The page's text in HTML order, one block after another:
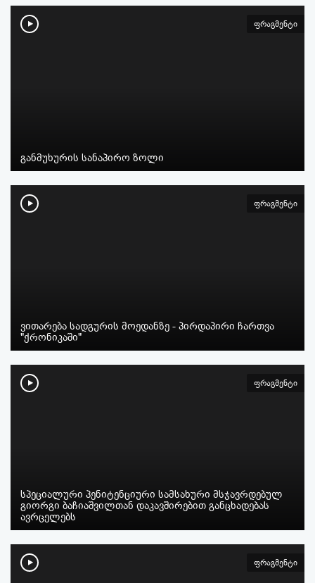
ფრაგმენტი
განმუხურის სანაპირო ზოლი
ფრაგმენტი
ვითარება სადგურის მოედანზე - პირდაპირი ჩართვა
"ქრონიკაში"
ფრაგმენტი
სპეციალური პენიტენციური სამსახური მსჯავრდებულ
გიორგი ბაჩიაშვილთან დაკავშირებით განცხადებას
ავრცელებს
ფრაგმენტი